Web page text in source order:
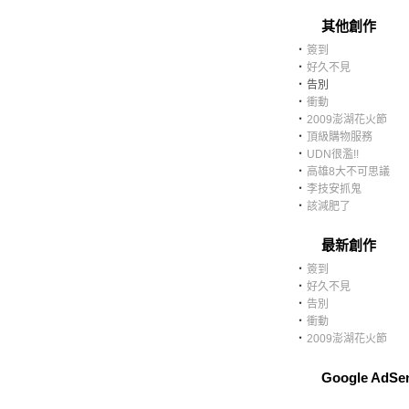
其他創作
‧ 簽到
‧ 好久不見
‧ 告別
‧ 衝動
‧ 2009澎湖花火節
‧
頂級購物服務
‧ UDN很濫!!
‧ 高雄8大不可思議
‧ 李技安抓鬼
‧ 該減肥了
最新創作
‧ 簽到
‧ 好久不見
‧ 告別
‧ 衝動
‧ 2009澎湖花火節
Google